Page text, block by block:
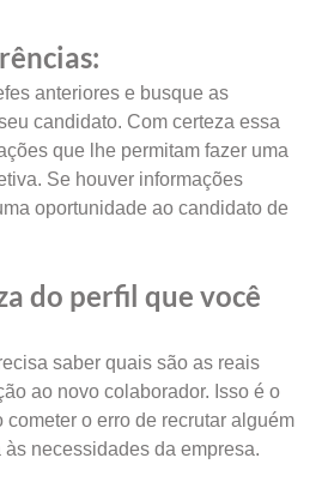
anteriores e busque as
candidato. Com certeza essa
que lhe permitam fazer uma
Se houver informações
oportunidade ao candidato de
do perfil que você
saber quais são as reais
ao novo colaborador. Isso é o
o erro de recrutar alguém
necessidades da empresa.